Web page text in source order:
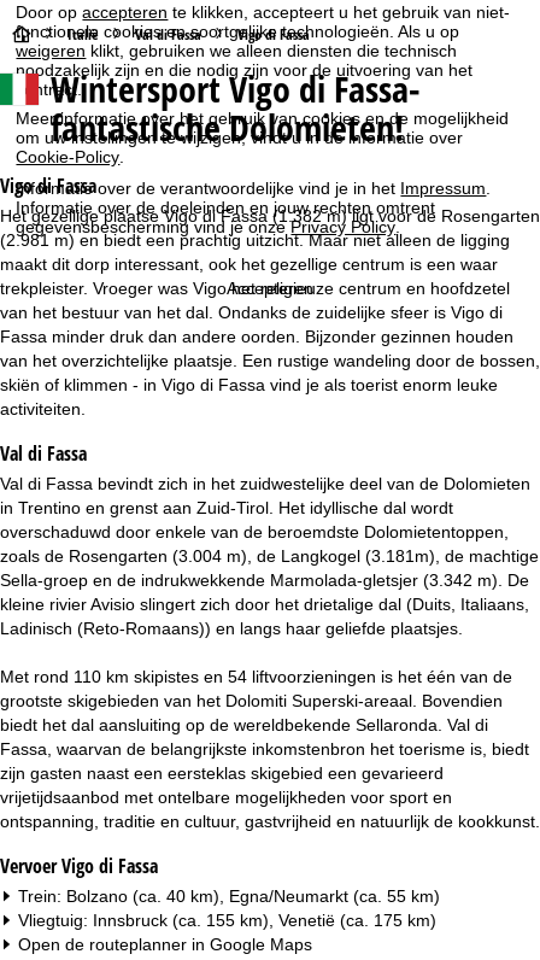
Door opaccepteren te klikken, accepteert u het gebruik van niet-
functionele cookies en soortgelijke technologieën. Als u op
weigeren klikt, gebruiken we alleen diensten die technisch
noodzakelijk zijn en die nodig zijn voor de uitvoering van het
contract.
Meer informatie over het gebruik van cookies en de mogelijkheid
om uw instellingen te wijzigen, vindt u in de informatie over
Cookie-Policy
Informatie over de verantwoordelijke vind je in het Impressum
Informatie over de doeleinden en jouw rechten omtrent
gegevensbescherming vind je onzePrivacy Policy.
Accepteren
S
t
a
r
t
p
g
n
a
Italië Val di Fassa Vigo di Fassa
WintersportVigo di Fassa-
fantastische Dolomieten!
Vigo di Fassa
Het gezellige plaatse Vigo di Fassa (1.382 m) ligt voor de Rosengarten
(2.981 m) en biedt een prachtig uitzicht. Maar niet alleen de ligging
maakt dit dorp interessant, ook het gezellige centrum is een waar
trekpleister. Vroeger was Vigo het religieuze centrum en hoofdzetel
van het bestuur van het dal. Ondanks de zuidelijke sfeer is Vigo di
Fassa minder druk dan andere oorden. Bijzonder gezinnen houden
van het overzichtelijke plaatsje. Een rustige wandeling door de bossen,
skiën of klimmen - in Vigo di Fassa vind je als toerist enorm leuke
activiteiten.
Val di Fassa
Val di Fassa bevindt zich in het zuidwestelijke deel van de Dolomieten
in Trentino en grenst aan Zuid-Tirol. Het idyllische dal wordt
overschaduwd door enkele van de beroemdste Dolomietentoppen,
zoals de Rosengarten (3.004 m), de Langkogel (3.181m), de machtige
Sella-groep en de indrukwekkende Marmolada-gletsjer (3.342 m). De
kleine rivier Avisio slingert zich door het drietalige dal (Duits, Italiaans,
Ladinisch (Reto-Romaans)) en langs haar geliefde plaatsjes.
Met rond 110 km skipistes en 54 liftvoorzieningen is het één van de
grootste skigebieden van het Dolomiti Superski-areaal. Bovendien
biedt het dal aansluiting op de wereldbekende Sellaronda. Val di
Fassa, waarvan de belangrijkste inkomstenbron het toerisme is, biedt
zijn gasten naast een eersteklas skigebied een gevarieerd
vrijetijdsaanbod met ontelbare mogelijkheden voor sport en
ontspanning, traditie en cultuur, gastvrijheid en natuurlijk de kookkunst.
Vervoer Vigo di Fassa
Trein: Bolzano (ca. 40 km), Egna/Neumarkt (ca. 55 km)
Vliegtuig: Innsbruck (ca. 155 km), Venetië (ca. 175 km)
Open de routeplanner in Google Maps